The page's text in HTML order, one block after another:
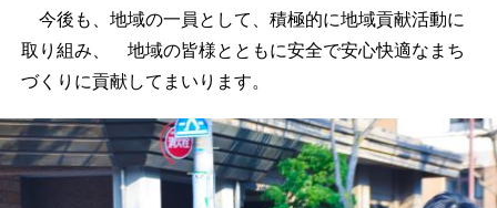
今後も、地域の一員として、積極的に地域貢献活動に
取り組み、 地域の皆様とともに安全で安心快適なまち
づくりに貢献してまいります。